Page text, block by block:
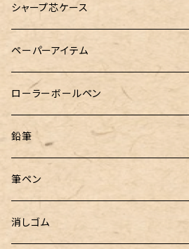
TWSBI（ツイスビー）
Ystudio（ワイスタジオ）
Nahvalur(ナーヴァル)
TaG サブマリン万年筆 限定ペン先ゴー
CROSS（クロス）
Sheaffer（シェーファー）
HUGO BOSS（ヒューゴボス）
Sheaffer（シェーファー）
マーベラスウッド
トライカラーボールペン
バディ【Mark II(マークツー)】
HUGO BOSS (ヒューゴ ボス)
PARKER(パーカー)
CROSS(クロス)
スリップオン
Kaweco（カヴェコ）
Ystudio（ワイスタジオ）
アトリグラス
エルバン
プラチナ
早川式繰出鉛筆
三菱鉛筆
クルトガ ウッド
ぺんてる
ラミー
ラダイト
PILOT（パイロット）
リフィル・カスタマイズパーツ
コヒノール
シャープ芯ケース
Ystudio（ワイスタジオ）
ラダイト
Steef&Co.（スティーフ）
富士瘤クラフト
ペーパーアイテム
ヌルリフィル
irofulインクカード
神戸派計画
すずめや
ローラーボールペン
FONTE
ローラーボール 6色キャップ付
鉛筆
サンスター文具
筆ペン
Fonte
消しゴム